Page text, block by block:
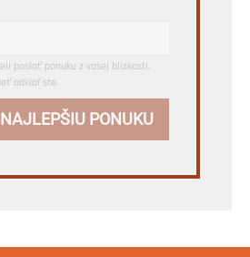
poslať ponuku z vašej blízkosti,
odkiaľ ste.
PONUKU